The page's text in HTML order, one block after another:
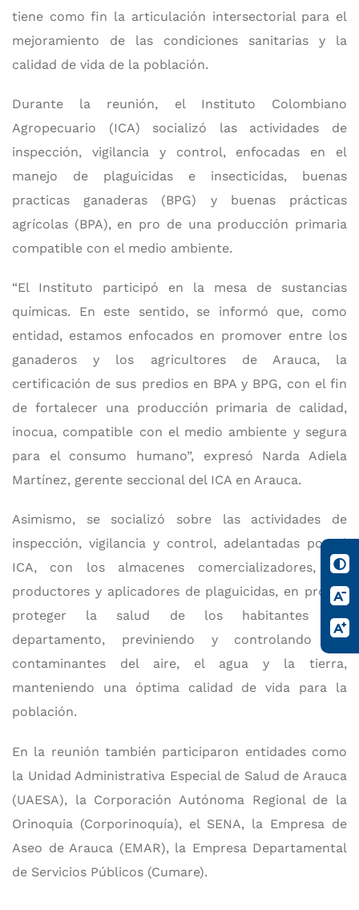
tiene como fin la articulación intersectorial para el
mejoramiento de las condiciones sanitarias y la
calidad de vida de la población.
Durante la reunión, el Instituto Colombiano
Agropecuario (ICA) socializó las actividades de
inspección, vigilancia y control, enfocadas en el
manejo de plaguicidas e insecticidas, buenas
practicas ganaderas (BPG) y buenas prácticas
agrícolas (BPA), en pro de una producción primaria
compatible con el medio ambiente.
“El Instituto participó en la mesa de sustancias
químicas. En este sentido, se informó que, como
entidad, estamos enfocados en promover entre los
ganaderos y los agricultores de Arauca, la
certificación de sus predios en BPA y BPG, con el fin
de fortalecer una producción primaria de calidad,
inocua, compatible con el medio ambiente y segura
para el consumo humano”, expresó Narda Adiela
Martínez, gerente seccional del ICA en Arauca.
Asimismo, se socializó sobre las actividades de
inspección, vigilancia y control, adelantadas por el
ICA, con los almacenes comercializadores, los
productores y aplicadores de plaguicidas, en pro de
proteger la salud de los habitantes del
departamento, previniendo y controlando los
contaminantes del aire, el agua y la tierra,
manteniendo una óptima calidad de vida para la
población.
En la reunión también participaron entidades como
la Unidad Administrativa Especial de Salud de Arauca
(UAESA), la Corporación Autónoma Regional de la
Orinoquia (Corporinoquía), el SENA, la Empresa de
Aseo de Arauca (EMAR), la Empresa Departamental
de Servicios Públicos (Cumare).